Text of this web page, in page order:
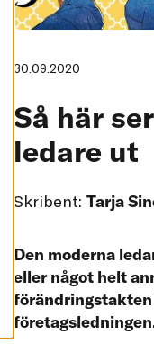
L
L
A
C
P
T
A
L
O
K
I
30.09.2020
Så här
ledare ut
Skribent: Tarja
Den moderna
eller något helt